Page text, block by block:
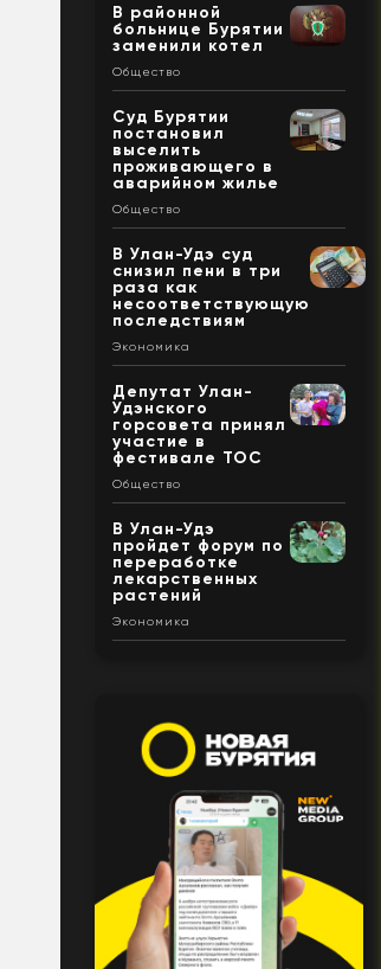
В районной
больнице Бурятии
заменили котел
Общество
Суд Бурятии
постановил
выселить
проживающего в
аварийном жилье
Общество
В Улан-Удэ суд
снизил пени в три
раза как
несоответствующую
последствиям
Экономика
Депутат Улан-
Удэнского
горсовета принял
участие в
фестивале ТОС
Общество
В Улан-Удэ
пройдет форум по
переработке
лекарственных
растений
Экономика